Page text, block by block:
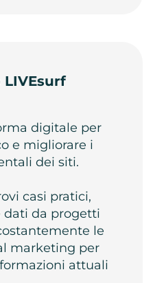
LIVEsurf
digitale per
e migliorare i
dei siti.
casi pratici,
dati da progetti
le
marketing per
attuali